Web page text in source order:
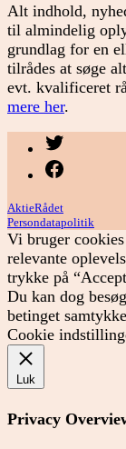
Alt indhold,
til almindelig
grundlag for en
tilrådes at søge
evt. kvalificeret
mere her.
AktieRådet
Persondatapolitik
Vi bruger
relevante
trykke på
Du kan dog
betinget
Cookie
Luk
Privacy